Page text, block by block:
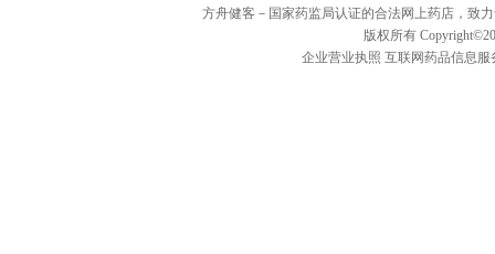
方舟健客－国家药监局认证的合法网上药店，致
版权所有
企业营业执照 互联网药品信息服